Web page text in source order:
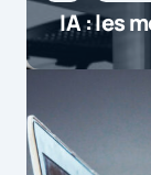
IA : les